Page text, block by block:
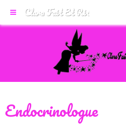
Clara Fait Et Rit
Endocrinologue